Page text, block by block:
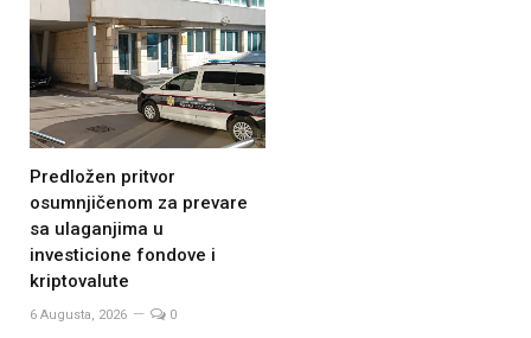
Predložen pritvor
osumnjičenom za prevare
sa ulaganjima u
investicione fondove i
kriptovalute
6 Augusta, 2026 0